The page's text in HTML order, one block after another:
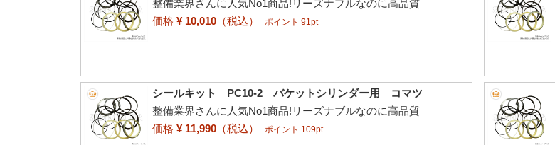
整備業界さんに人気No1商品!リーズナブルなのに高品質
価格 ¥ 10,010 （税込） ポイント 91pt
シールキット PC10-2 バケットシリンダー用 コマツ
整備業界さんに人気No1商品!リーズナブルなのに高品質
価格 ¥ 11,990 （税込） ポイント 109pt